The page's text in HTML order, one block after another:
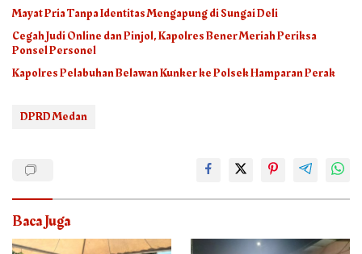
Mayat Pria Tanpa Identitas Mengapung di Sungai Deli
Cegah Judi Online dan Pinjol, Kapolres Bener Meriah Periksa
Ponsel Personel
Kapolres Pelabuhan Belawan Kunker ke Polsek Hamparan Perak
DPRD Medan
Baca Juga